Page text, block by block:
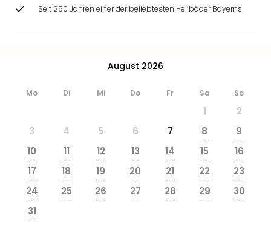
Seit 250 Jahren einer der beliebtesten Heilbäder Bayerns
August 2026
Mo Di Mi Do Fr Sa So
1
2
3
4 5 6 7 8
---
9
---
10
---
11
---
12
---
13
---
14
---
15
---
16
---
17
---
18
---
19
---
20
---
21
---
22
---
23
---
24
---
25
---
26
---
27
---
28
---
29
---
30
---
31
---